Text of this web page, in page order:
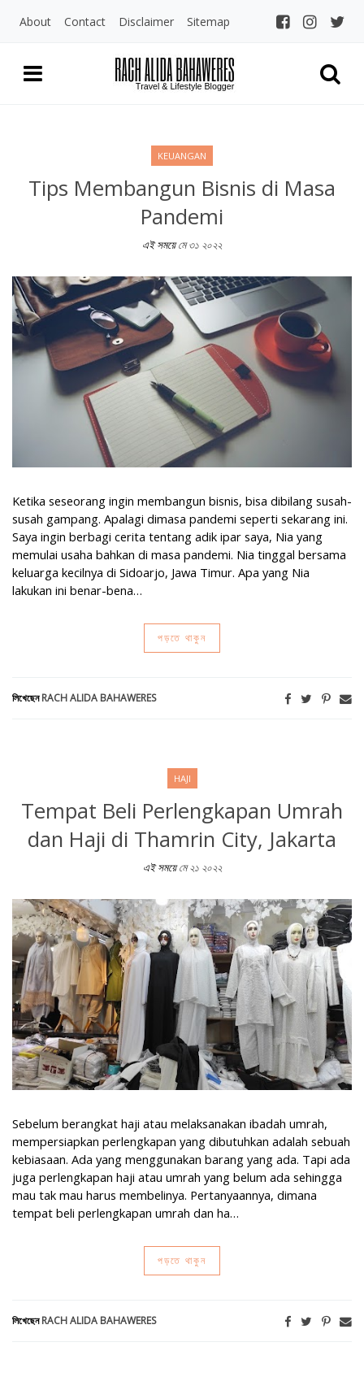
About Contact Disclaimer Sitemap
KEUANGAN
Tips Membangun Bisnis di Masa
Pandemi
এই সময়েমে ৩১ ২০২২
Tips Membangun Bisnis di Masa Pandemi
Ketika seseorang ingin membangun bisnis, bisa dibilang susah-
susah gampang. Apalagi dimasa pandemi seperti sekarang ini.
Saya ingin berbagi cerita tentang adik ipar saya, Nia yang
memulai usaha bahkan di masa pandemi. Nia tinggal bersama
keluarga kecilnya di Sidoarjo, Jawa Timur. Apa yang Nia
lakukan ini benar-bena…
পড়তে থাকুন
লিখেছেনRACH ALIDA BAHAWERES
HAJI
Tempat Beli Perlengkapan Umrah
dan Haji di Thamrin City, Jakarta
এই সময়েমে ২১ ২০২২
Tempat Beli Perlengkapan Umrah dan Haji di Thamrin City,
Sebelum berangkat haji atau melaksanakan ibadah umrah,
mempersiapkan perlengkapan yang dibutuhkan adalah sebuah
kebiasaan. Ada yang menggunakan barang yang ada. Tapi ada
juga perlengkapan haji atau umrah yang belum ada sehingga
mau tak mau harus membelinya. Pertanyaannya, dimana
tempat beli perlengkapan umrah dan ha…
পড়তে থাকুন
লিখেছেনRACH ALIDA BAHAWERES